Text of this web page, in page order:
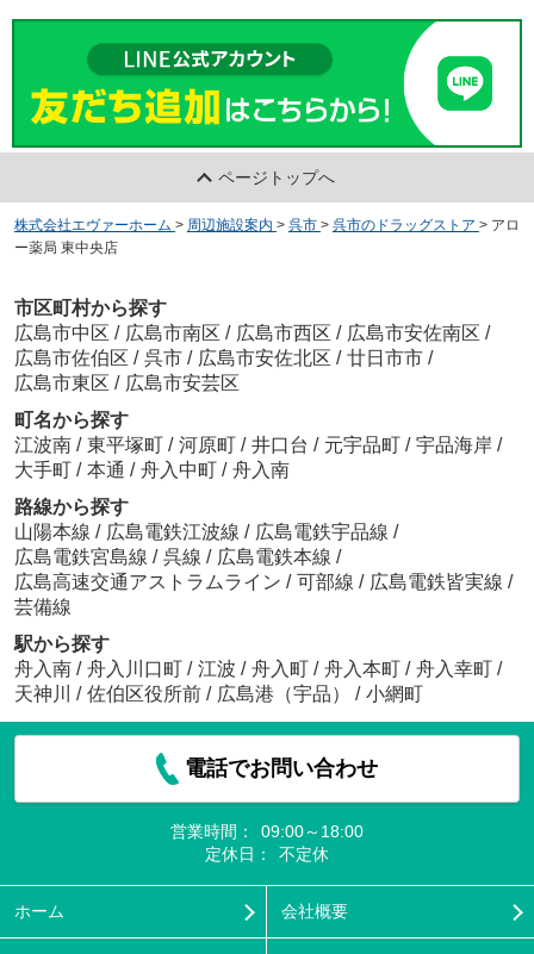
ページトップへ
株式会社エヴァーホーム > 周辺施設案内 > 呉市 > 呉市のドラッグストア > アロ
ー薬局 東中央店
市区町村から探す
広島市中区 / 広島市南区 / 広島市西区 / 広島市安佐南区 /
広島市佐伯区 / 呉市 / 広島市安佐北区 / 廿日市市 /
広島市東区 / 広島市安芸区
町名から探す
江波南 / 東平塚町 / 河原町 / 井口台 / 元宇品町 / 宇品海岸 /
大手町 / 本通 / 舟入中町 / 舟入南
路線から探す
山陽本線 / 広島電鉄江波線 / 広島電鉄宇品線 /
広島電鉄宮島線 / 呉線 / 広島電鉄本線 /
広島高速交通アストラムライン / 可部線 / 広島電鉄皆実線 /
芸備線
駅から探す
舟入南 / 舟入川口町 / 江波 / 舟入町 / 舟入本町 / 舟入幸町 /
天神川
/ 佐伯区役所前 / 広島港（宇品） / 小網町
電話でお問い合わせ
営業時間：
09:00～18:00
定休日：
不定休
ホーム 会社概要